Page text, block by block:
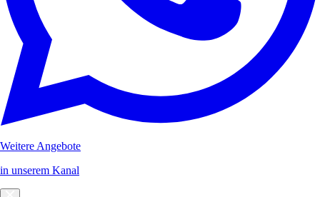
Weitere Angebote
in unserem Kanal